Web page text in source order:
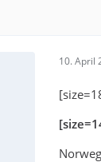
10. April